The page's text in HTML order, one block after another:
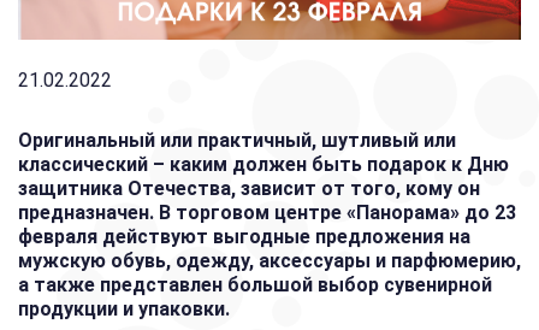
21.02.2022
Оригинальный или практичный, шутливый или
классический – каким должен быть подарок к Дню
защитника Отечества, зависит от того, кому он
предназначен. В торговом центре «Панорама» до 23
февраля действуют выгодные предложения на
мужскую обувь, одежду, аксессуары и парфюмерию,
а также представлен большой выбор сувенирной
продукции и упаковки.